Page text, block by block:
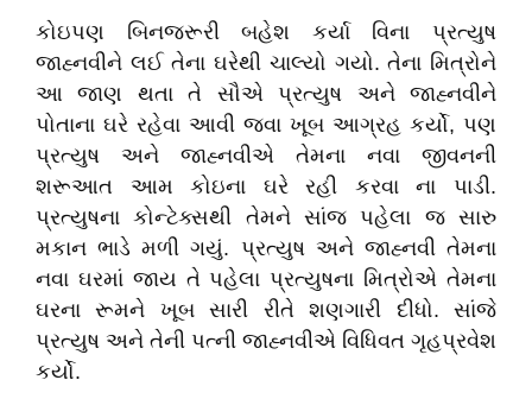
કોઇપણ બિનજરૂરી બહેશ કર્યા વિના પ્રત્યુષ
જાહ્નવીને લઈ તેના ઘરેથી ચાલ્યો ગયો. તેના મિત્રોને
આ જાણ થતા તે સૌએ પ્રત્યુષ અને જાહ્નવીને
પોતાના ઘરે રહેવા આવી જવા ખૂબ આગ્રહ કર્યો, પણ
પ્રત્યુષ અને જાહ્નવીએ તેમના નવા જીવનની
શરૂઆત આમ કોઇના ઘરે રહી કરવા ના પાડી.
પ્રત્યુષના કોન્ટેક્સથી તેમને સાંજ પહેલા જ સારુ
મકાન ભાડે મળી ગયું. પ્રત્યુષ અને જાહ્નવી તેમના
નવા ઘરમાં જાય તે પહેલા પ્રત્યુષના મિત્રોએ તેમના
ઘરના રૂમને ખૂબ સારી રીતે શણગારી દીધો. સાંજે
પ્રત્યુષ અને તેની પત્ની જાહ્નવીએ વિધિવત ગૃહપ્રવેશ
કર્યો.